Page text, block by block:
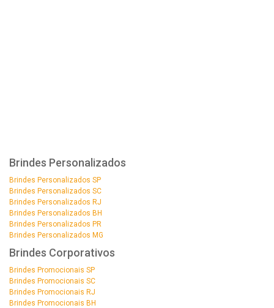
Brindes Personalizados
Brindes Personalizados SP
Brindes Personalizados SC
Brindes Personalizados RJ
Brindes Personalizados BH
Brindes Personalizados PR
Brindes Personalizados MG
Brindes Corporativos
Brindes Promocionais SP
Brindes Promocionais SC
Brindes Promocionais RJ
Brindes Promocionais BH